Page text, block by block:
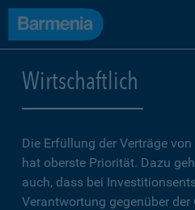
Wirtschaftlich
Die Erfüllung der Verträge
hat oberste Priorität. Dazu
auch, dass bei
Verantwortung gegenüber